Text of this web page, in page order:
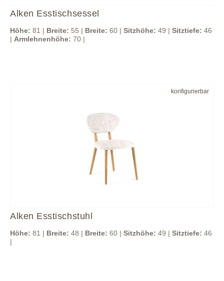
Alken Esstischsessel
Höhe: 81 | Breite: 55 | Breite: 60 | Sitzhöhe: 49 | Sitztiefe: 46
| Armlehnenhöhe: 70 |
konfigurierbar
Alken Esstischstuhl
Höhe: 81 | Breite: 48 | Breite: 60 | Sitzhöhe: 49 | Sitztiefe: 46
|